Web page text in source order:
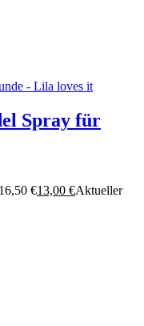
Spray für
€13,00 €Aktueller